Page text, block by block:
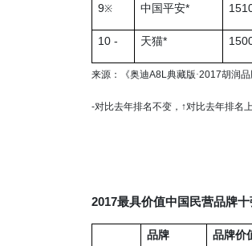
9※ 中国平安*
10 - 天猫*
来源：《奥迪A8L 典藏版·2017胡润品
-对比去年排名不变， ↑对比去年排名
2017最具价值中国民营品牌十
品牌 品牌价